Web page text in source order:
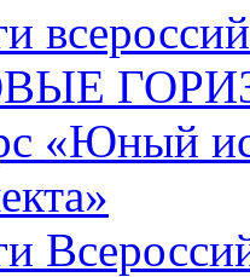
«Юный